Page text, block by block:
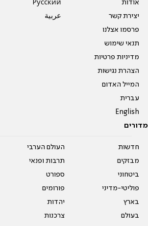
אודות
יצירת קשר
פרסמו אצלנו
תנאי שימוש
מדיניות פרטיות
הצהרת נגישות
המייל האדום
עברית
English
Pусский
عربية
מדורים
חדשות
מבזקים
ביטחוני
פוליטי-מדיני
בארץ
בעולם
העולם הערבי
תרבות ופנאי
ספורט
פורומים
יהדות
צרכנות